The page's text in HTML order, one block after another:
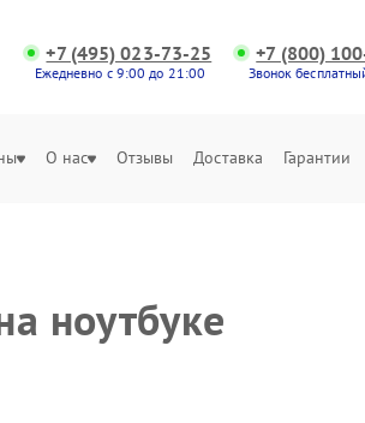
+7 (495) 023-73-25
Ежедневно с 9:00 до 21:00
+7 (800)
Звонок
О нас Отзывы Доставка Гарантии
ноутбуке